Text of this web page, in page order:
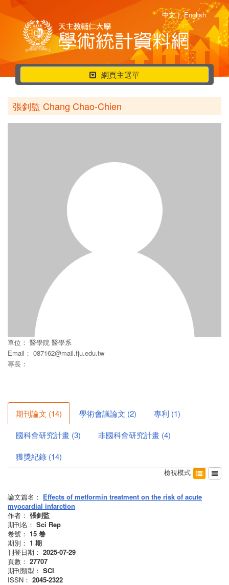
中文 | English
行
動
選
單
網頁主選單
張釗監 Chang Chao-Chien
單位： 醫學院 醫學系
Email： 087162@mail.fju.edu.tw
專長：
期刊論文 (14) 學術會議論文 (2) 專利 (1)
國科會研究計畫 (3) 非國科會研究計畫 (4)
獲獎紀錄 (14)
檢視模式
論文篇名： Effects of metformin treatment on the risk of acute
myocardial infarction
作者： 張釗監
期刊名： Sci Rep
卷號： 15 卷
期別： 1 期
刊登日期： 2025-07-29
頁數： 27707
期刊類型： SCI
ISSN： 2045-2322